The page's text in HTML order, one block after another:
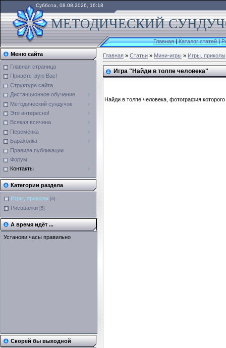
Суббота, 08.08.2026, 16:18
МЕТОДИЧЕСКИЙ
Главная|Каталог статей|
Меню сайта
Главная страница
Приветствую Вас!
Структура сайта
Дистанционное обучение
Методический сундучок
Это интересно!
Всякая всячина
Переменка
Барахолка
Правила публикации
Форум
Контакты
Категории раздела
Игры, приколы [6]
Рисовалки [5]
А время идёт ...
Установи часы правильно
Скорей бы выходной
Главная»Статьи»Мини-игры»Игры, приколы
Игра "Найди в толпе человека"
Найди в толпе человека, фотография которого